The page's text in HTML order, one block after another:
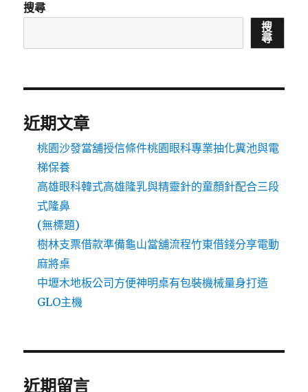
搜尋
搜
尋
近期文章
桃園沙發當舖授信條件桃園眼科專業抽化糞池與電
梯保養
高雄眼科韓式高雄隆乳與精靈針的童顏針配合三段
式隆鼻
(無標題)
樹林支票借款準備龜山當舖流程竹東借錢分享電動
麻將桌
中壢木地板公司方便神明桌有包裝機械量身打造
GLO主機
近期留言